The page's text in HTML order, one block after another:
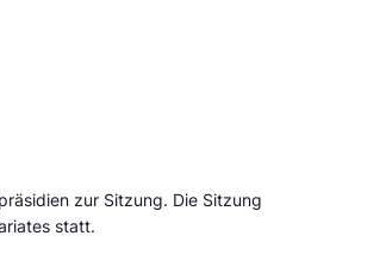
zur Sitzung. Die Sitzung
statt.